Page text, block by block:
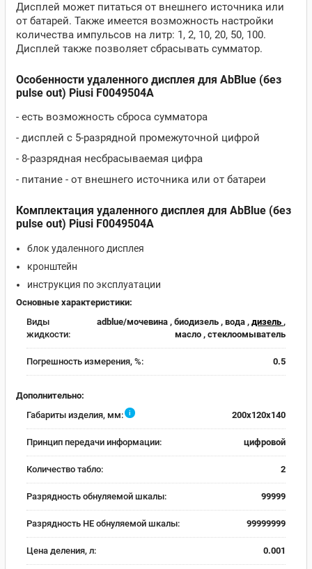
Дисплей может питаться от внешнего источника или
от батарей. Также имеется возможность настройки
количества импульсов на литр: 1, 2, 10, 20, 50, 100.
Дисплей также позволяет сбрасывать сумматор.
Особенности удаленного дисплея для AbBlue (без
pulse out) Piusi F0049504A
- есть возможность сброса сумматора
- дисплей с 5-разрядной промежуточной цифрой
- 8-разрядная несбрасываемая цифра
- питание - от внешнего источника или от батареи
Комплектация удаленного дисплея для AbBlue (без
pulse out) Piusi F0049504A
блок удаленного дисплея
кронштейн
инструкция по эксплуатации
Основные характеристики:
Виды
жидкости:
adblue/мочевина , биодизель , вода , дизель ,
масло , стеклоомыватель
Погрешность измерения, %: 0.5
Дополнительно:
Габариты изделия, мм:
i 200x120x140
Принцип передачи информации: цифровой
Количество табло: 2
Разрядность обнуляемой шкалы: 99999
Разрядность НЕ обнуляемой шкалы: 99999999
Цена деления, л: 0.001